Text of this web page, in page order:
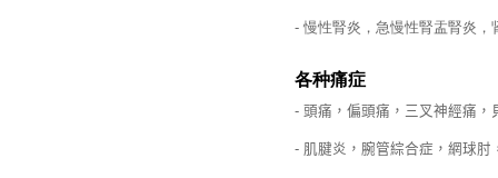
- 慢性腎炎，急慢性腎盂腎炎，
各种痛症
- 頭痛，偏頭痛，三叉神經痛，
- 肌腱炎，腕管綜合症，網球肘